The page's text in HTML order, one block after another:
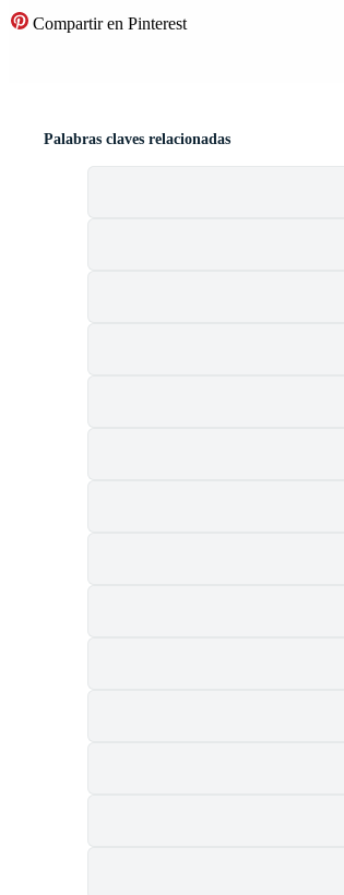
Compartir en Pinterest
Palabras claves relacionadas